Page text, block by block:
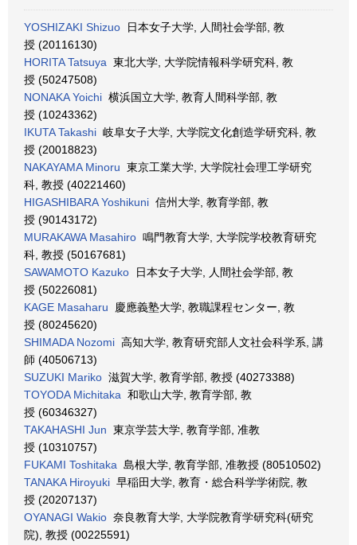
YOSHIZAKI Shizuo 日本女子大学, 人間社会学部, 教
授 (20116130)
HORITA Tatsuya 東北大学, 大学院情報科学研究科, 教
授 (50247508)
NONAKA Yoichi 横浜国立大学, 教育人間科学部, 教
授 (10243362)
IKUTA Takashi 岐阜女子大学, 大学院文化創造学研究科, 教
授 (20018823)
NAKAYAMA Minoru 東京工業大学, 大学院社会理工学研究
科, 教授 (40221460)
HIGASHIBARA Yoshikuni 信州大学, 教育学部, 教
授 (90143172)
MURAKAWA Masahiro 鳴門教育大学, 大学院学校教育研究
科, 教授 (50167681)
SAWAMOTO Kazuko 日本女子大学, 人間社会学部, 教
授 (50226081)
KAGE Masaharu 慶應義塾大学, 教職課程センター, 教
授 (80245620)
SHIMADA Nozomi 高知大学, 教育研究部人文社会科学系, 講
師 (40506713)
SUZUKI Mariko 滋賀大学, 教育学部, 教授 (40273388)
TOYODA Michitaka 和歌山大学, 教育学部, 教
授 (60346327)
TAKAHASHI Jun 東京学芸大学, 教育学部, 准教
授 (10310757)
FUKAMI Toshitaka 島根大学, 教育学部, 准教授 (80510502)
TANAKA Hiroyuki 早稲田大学, 教育・総合科学学術院, 教
授 (20207137)
OYANAGI Wakio 奈良教育大学, 大学院教育学研究科(研究
院), 教授 (00225591)